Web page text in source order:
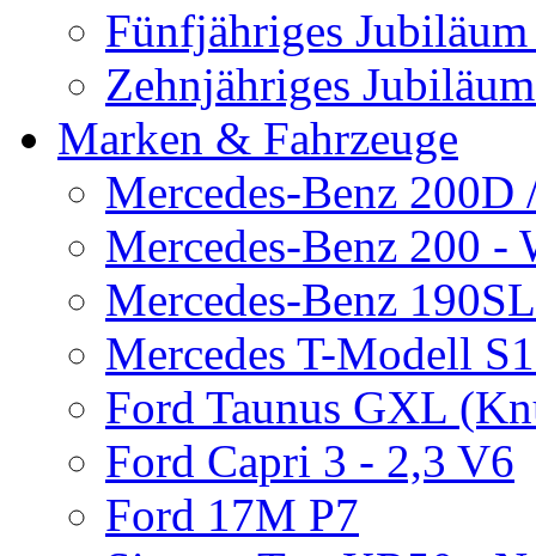
Fünfjähriges
Zehnjähriges
Marken & Fahrzeuge
Mercedes-Benz
Mercedes-Benz 200 -
Mercedes-Benz
Mercedes T-Modell
Ford Taunus GXL
Ford Capri 3 - 2,3 V6
Ford 17M P7